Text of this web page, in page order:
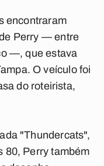
encontraram
Perry — entre
—, que estava
O veículo foi
do roteirista,
"Thundercats",
80, Perry também